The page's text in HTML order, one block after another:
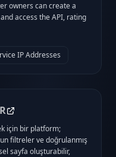
owners can create a
access the API, rating
IP Addresses
için bir platform;
filtreler ve doğrulanmış
sayfa oluşturabilir,